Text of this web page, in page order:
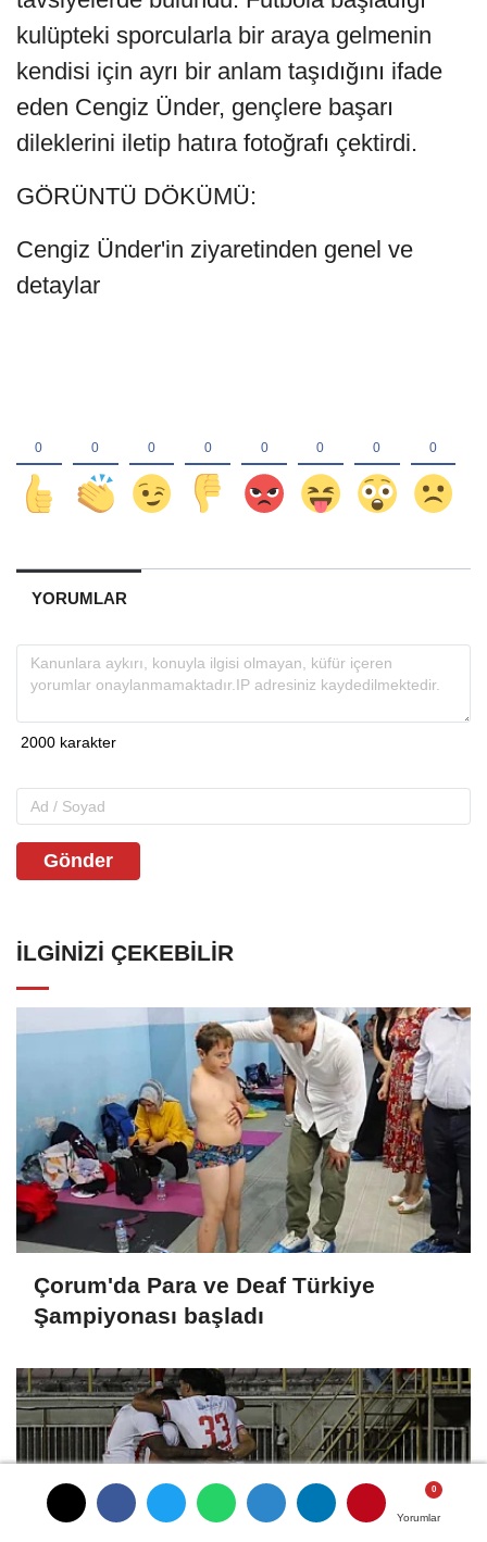
Yorumlar
Yorumlar
Yorumlar
kulüpteki sporcularla bir araya gelmenin
kendisi için ayrı bir anlam taşıdığını ifade
eden Cengiz Ünder, gençlere başarı
dileklerini iletip hatıra fotoğrafı çektirdi.
GÖRÜNTÜ DÖKÜMÜ:
Cengiz Ünder'in ziyaretinden genel ve
detaylar
YORUMLAR
Gönder
İLGINIZI ÇEKEBILIR
Çorum'da Para ve Deaf Türkiye
Şampiyonası başladı